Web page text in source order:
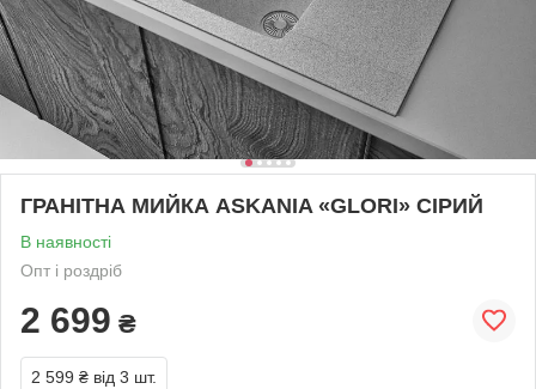
ГРАНІТНА МИЙКА ASKANIA «GLORI» СІРИЙ
В наявності
Опт і роздріб
2 699 ₴
2 599 ₴ від 3 шт.